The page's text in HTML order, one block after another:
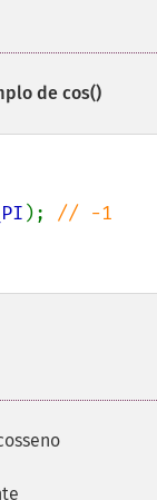
de cos()
); // -1